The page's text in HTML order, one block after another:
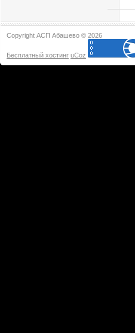
Copyright АСП Абашево © 2026
Бесплатный хостинг uCoz